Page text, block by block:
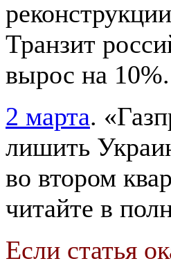
Транзит
вырос на 10%.
2 марта.
лишить
во втором
читайте в
Если статья